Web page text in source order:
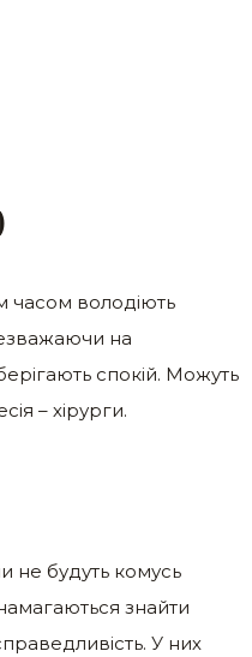
часом володіють
на
спокій. Можуть
– хірурги.
не будуть комусь
знайти
У них